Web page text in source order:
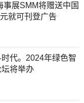
事展SMM将赠送中国
就可刊登广告
代。2024年绿色智
将举办